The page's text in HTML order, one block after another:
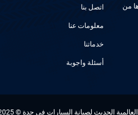
من
اتصل بنا
معلومات عنا
خدماتنا
أسئلة واجوبة
الحديث لصيانة السيارات في جدة © 2025